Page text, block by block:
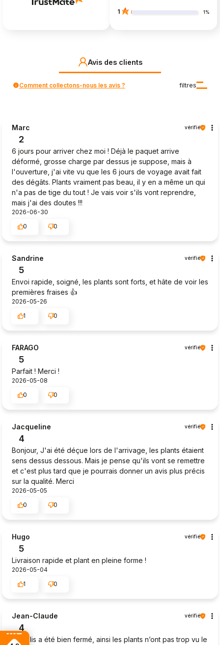
1 1%
Avis des clients
filtres
Comment collectons-nous les avis ?
Marc vérifié
2
6 jours pour arriver chez moi ! Déjà le paquet arrive
déformé, grosse charge par dessus je suppose, mais à
l'ouverture, j'ai vite vu que les 6 jours de voyage avait fait
des dégâts. Plants vraiment pas beau, il y en a même un qui
n'a pas de tige du tout ! Je vais voir s'ils vont reprendre,
mais j'ai des doutes !!!
2026-06-30
0
0
Sandrine vérifié
5
Envoi rapide, soigné, les plants sont forts, et hâte de voir les
premières fraises 👍️
2026-05-26
1
0
FARAGO vérifié
5
Parfait ! Merci !
2026-05-08
0
0
Jacqueline vérifié
4
Bonjour, J'ai été déçue lors de l'arrivage, les plants étaient
sens dessus dessous. Mais je pense qu'ils vont se remettre
et c'est plus tard que je pourrais donner un avis plus précis
sur la qualité. Merci
2026-05-05
0
0
Hugo vérifié
5
Livraison rapide et plant en pleine forme !
2026-05-04
1
0
Jean-Claude vérifié
4
Le colis a été bien fermé, ainsi les plants n’ont pas trop vu le